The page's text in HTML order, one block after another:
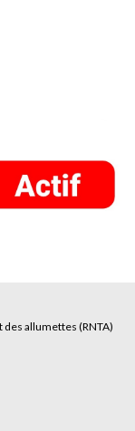
des allumettes (RNTA)